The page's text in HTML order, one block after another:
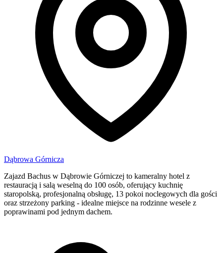
Dąbrowa Górnicza
Zajazd Bachus w Dąbrowie Górniczej to kameralny hotel z
restauracją i salą weselną do 100 osób, oferujący kuchnię
staropolską, profesjonalną obsługę, 13 pokoi noclegowych dla gości
oraz strzeżony parking - idealne miejsce na rodzinne wesele z
poprawinami pod jednym dachem.